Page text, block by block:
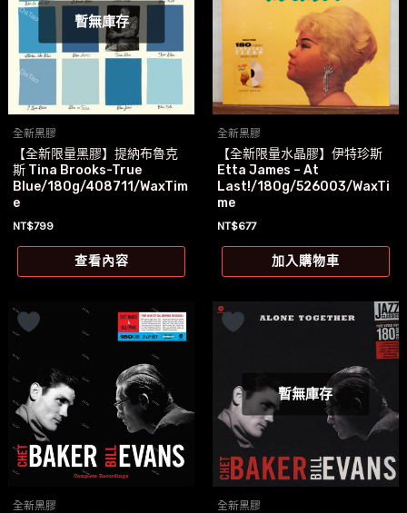
暫無庫存
全新黑膠
【全新限量黑膠】提納布魯克
斯 Tina Brooks-True
Blue/180g/408711/WaxTim
e
NT$799
查看內容
全新黑膠
【全新限量水晶膠】伊特珍斯
Etta James – At
Last!/180g/526003/WaxTi
me
NT$677
加入購物車
全新黑膠
暫無庫存
全新黑膠